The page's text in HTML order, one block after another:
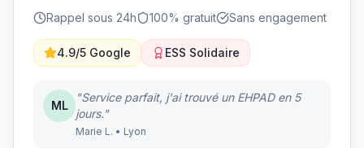
Rappel sous 24h 100% gratuit Sans engagement
4.9/5 Google ESS Solidaire
ML
"Service parfait, j'ai trouvé un EHPAD en 5
jours."
Marie L. • Lyon